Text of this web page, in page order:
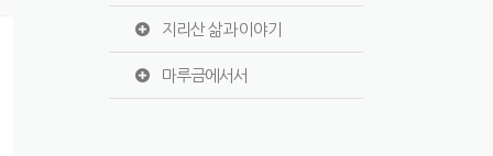
지리산 삶과 이야기
마루금에서서